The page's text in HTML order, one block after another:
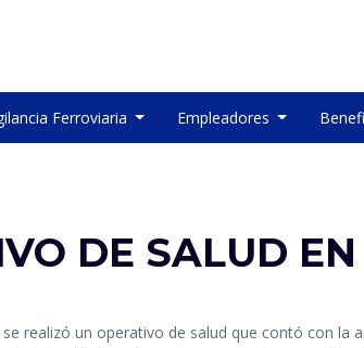
Ferroviaria Empleadores
DE SALUD
realizó un operativo de salud que contó con la